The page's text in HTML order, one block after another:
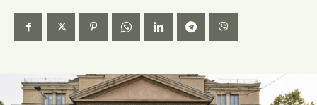
Vinării
Patrimoniu
Produs Acasă